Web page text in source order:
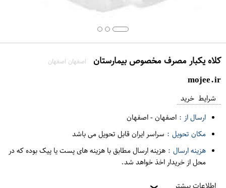
کلاه يکبار مصرف مخصوص بيمارستان اصفهان اصفهان
mojee.ir
شرایط خرید
ارسال از : اصفهان-اصفهان
مکان تحویل : سراسر ایران قابل تحویل می باشد
هزینه ارسال : هزینه ارسال مطابق با هزینه های پست یا پیک بوده که در
محل از خریدار اخذ خواهد شد.
❯